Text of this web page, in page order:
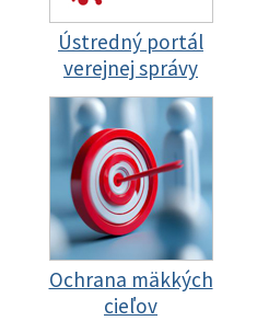
Ústredný portál
verejnej správy
Ochrana mäkkých
cieľov